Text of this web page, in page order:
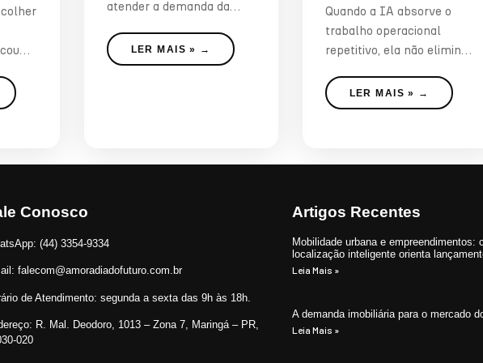
está
o
a
está
da
atender a demanda da
de consumidores. Através
de uma análise muito
LER MAIS »
Quando a IA absorve o
trabalho operacional
repetitivo, ela não elimina
LER MAIS »
Conosco
(44) 3354-9334
: falecom@amoradiadofuturo.com.br
de Atendimento: segunda a sexta das 9h às 18h.
R. Mal. Deodoro, 1013 – Zona 7, Maringá – PR,
020
Artigos Recentes
Mobilidade urbana e empreendimentos:
localização inteligente orienta
Leia Mais »
A demanda imobiliária para o mercado
Leia Mais »